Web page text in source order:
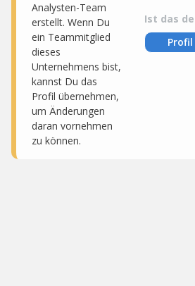
Analysten-Team
erstellt. Wenn Du
ein Teammitglied
dieses
Unternehmens bist,
kannst Du das
Profil übernehmen,
um Änderungen
daran vornehmen
zu können.
Ist das